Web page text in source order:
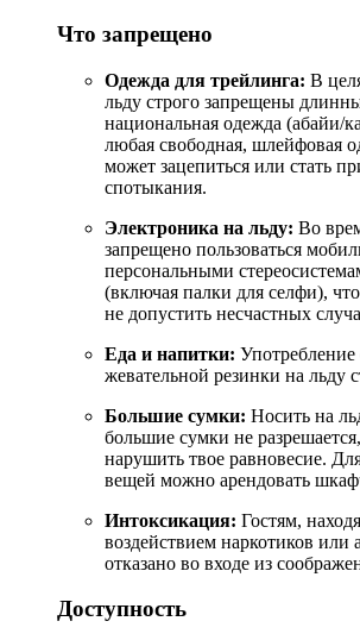
Что запрещено
Одежда для трейлинга: В
льду строго запрещены
национальная одежда (абайи/
любая свободная, шлейфовая
может зацепиться или стать
спотыкания.
Электроника на льду: Во
запрещено пользоваться
персональными
(включая палки для селфи),
не допустить несчастных
Еда и напитки:
жевательной резинки на льду
Большие сумки: Носить на
большие сумки не
нарушить твое равновесие.
вещей можно арендовать
Интоксикация: Гостям,
воздействием наркотиков или
отказано во входе из
Доступность